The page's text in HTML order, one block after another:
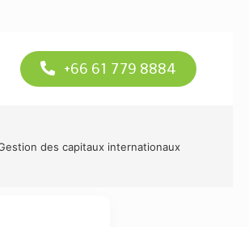
+66 61 779 8884
des capitaux internationaux